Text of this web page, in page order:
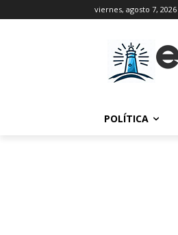
viernes, agosto 7, 2026
POLÍTICA